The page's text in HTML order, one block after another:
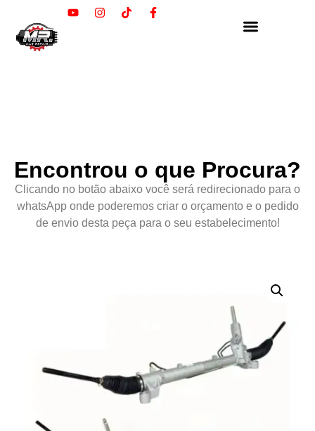
Encontrou o que Procura?
Clicando no botão abaixo você será redirecionado para o
whatsApp onde poderemos criar o orçamento e o pedido
de envio desta peça para o seu estabelecimento!